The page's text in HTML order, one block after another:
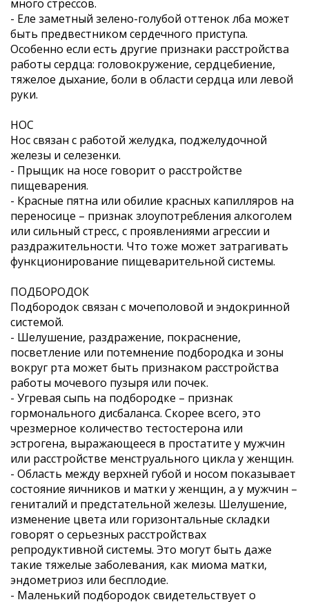
много стрессов.
- Еле заметный зелено-голубой оттенок лба может
быть предвестником сердечного приступа.
Особенно если есть другие признаки расстройства
работы сердца: головокружение, сердцебиение,
тяжелое дыхание, боли в области сердца или левой
руки.
НОС
Нос связан с работой желудка, поджелудочной
железы и селезенки.
- Прыщик на носе говорит о расстройстве
пищеварения.
- Красные пятна или обилие красных капилляров на
переносице – признак злоупотребления алкоголем
или сильный стресс, с проявлениями агрессии и
раздражительности. Что тоже может затрагивать
функционирование пищеварительной системы.
ПОДБОРОДОК
Подбородок связан с мочеполовой и эндокринной
системой.
- Шелушение, раздражение, покраснение,
посветление или потемнение подбородка и зоны
вокруг рта может быть признаком расстройства
работы мочевого пузыря или почек.
- Угревая сыпь на подбородке – признак
гормонального дисбаланса. Скорее всего, это
чрезмерное количество тестостерона или
эстрогена, выражающееся в простатите у мужчин
или расстройстве менструального цикла у женщин.
- Область между верхней губой и носом показывает
состояние яичников и матки у женщин, а у мужчин –
гениталий и предстательной железы. Шелушение,
изменение цвета или горизонтальные складки
говорят о серьезных расстройствах
репродуктивной системы. Это могут быть даже
такие тяжелые заболевания, как миома матки,
эндометриоз или бесплодие.
- Маленький подбородок свидетельствует о